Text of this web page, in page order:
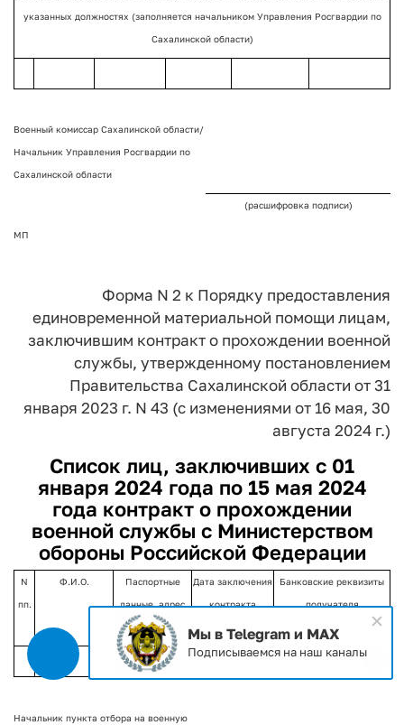
указанных должностях (заполняется начальником Управления Росгвардии по
Сахалинской области)
Военный комиссар Сахалинской области/
Начальник Управления Росгвардии по
Сахалинской области
(расшифровка подписи)
МП
Форма N 2 к Порядку предоставления
единовременной материальной помощи лицам,
заключившим контракто прохождении военной
службы, утвержденному постановлением
Правительства Сахалинской области от 31
января 2023 г. N 43 (с изменениями от 16 мая, 30
августа 2024 г.)
Список лиц, заключивших с 01
января 2024 года по 15 мая 2024
года контракт о прохождении
военной службы с Министерством
обороны Российской Федерации
N
пп.
Ф.И.О. Паспортные
данные, адрес
проживания
Дата заключения
контракта
Банковские реквизиты
получателя
Начальник пункта отбора на военную
Мы в Telegram и MAX
Подписываемся на наш каналы